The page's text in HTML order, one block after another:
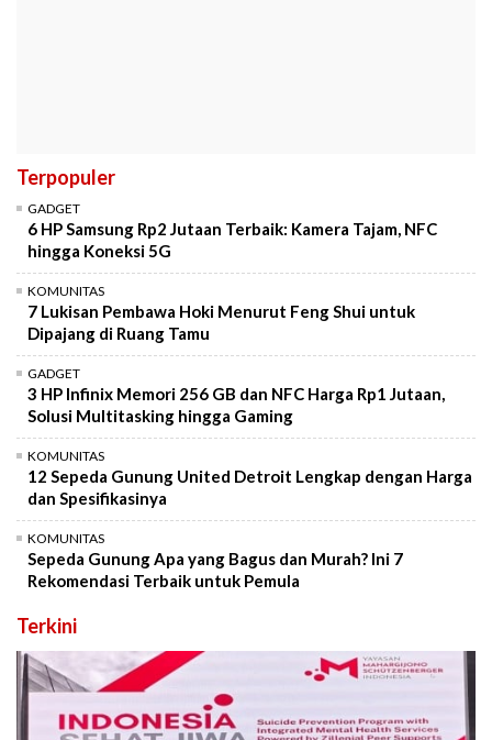
Terpopuler
GADGET
6 HP Samsung Rp2 Jutaan Terbaik: Kamera Tajam, NFC
hingga Koneksi 5G
KOMUNITAS
7 Lukisan Pembawa Hoki Menurut Feng Shui untuk
Dipajang di Ruang Tamu
GADGET
3 HP Infinix Memori 256 GB dan NFC Harga Rp1 Jutaan,
Solusi Multitasking hingga Gaming
KOMUNITAS
12 Sepeda Gunung United Detroit Lengkap dengan Harga
dan Spesifikasinya
KOMUNITAS
Sepeda Gunung Apa yang Bagus dan Murah? Ini 7
Rekomendasi Terbaik untuk Pemula
Terkini